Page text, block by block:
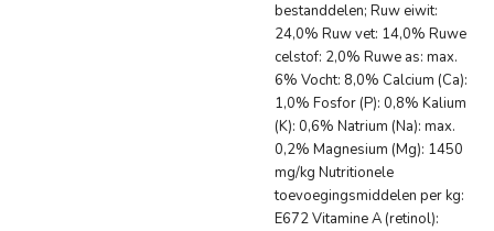
bestanddelen; Ruw eiwit:
24,0% Ruw vet: 14,0% Ruwe
celstof: 2,0% Ruwe as: max.
6% Vocht: 8,0% Calcium (Ca):
1,0% Fosfor (P): 0,8% Kalium
(K): 0,6% Natrium (Na): max.
0,2% Magnesium (Mg): 1450
mg/kg Nutritionele
toevoegingsmiddelen per kg:
E672 Vitamine A (retinol):